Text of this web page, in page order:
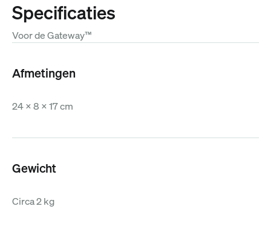
Specificaties
Voor de Gateway™
Afmetingen
24 x 8 x 17 cm
Gewicht
Circa 2 kg